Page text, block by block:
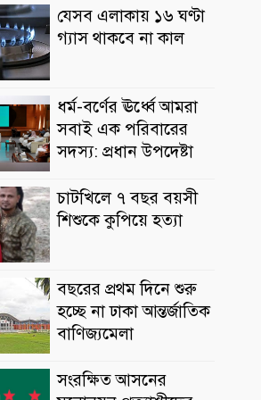
যেসব এলাকায় ১৬ ঘণ্টা
গ্যাস থাকবে না কাল
ধর্ম-বর্ণের ঊর্ধ্বে আমরা
সবাই এক পরিবারের
সদস্য: প্রধান উপদেষ্টা
চাটখিলে ৭ বছর বয়সী
শিশুকে কুপিয়ে হত্যা
বছরের প্রথম দিনে শুরু
হচ্ছে না ঢাকা আন্তর্জাতিক
বাণিজ্যমেলা
সংরক্ষিত আসনের